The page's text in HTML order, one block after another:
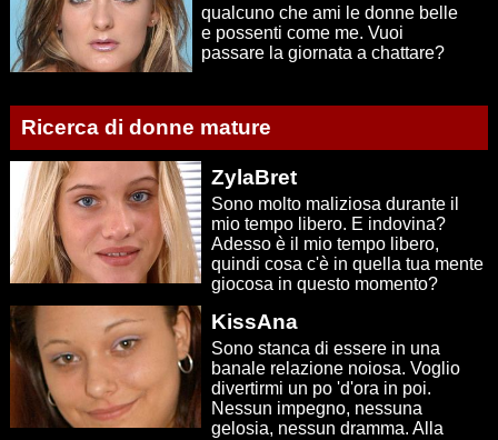
qualcuno che ami le donne belle
e possenti come me. Vuoi
passare la giornata a chattare?
Ricerca di donne mature
ZylaBret
Sono molto maliziosa durante il
mio tempo libero. E indovina?
Adesso è il mio tempo libero,
quindi cosa c'è in quella tua mente
giocosa in questo momento?
KissAna
Sono stanca di essere in una
banale relazione noiosa. Voglio
divertirmi un po 'd'ora in poi.
Nessun impegno, nessuna
gelosia, nessun dramma. Alla